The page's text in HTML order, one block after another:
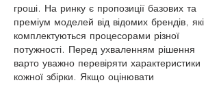
гроші. На ринку є пропозиції базових та
преміум моделей від відомих брендів, які
комплектуються процесорами різної
потужності. Перед ухваленням рішення
варто уважно перевіряти характеристики
кожної збірки. Якщо оцінювати